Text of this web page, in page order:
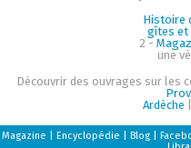
Histoire
gîtes et
2 -
une
Découvrir des ouvrages sur les
Ardèche
Magazine Encyclopédie Blog|